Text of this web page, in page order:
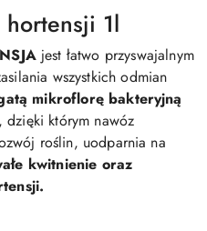
hortensji 1l
jest łatwo przyswajalnym
wszystkich odmian
mikroflorę bakteryjną
, dzięki którym nawóz
roślin, uodparnia na
kwitnienie oraz